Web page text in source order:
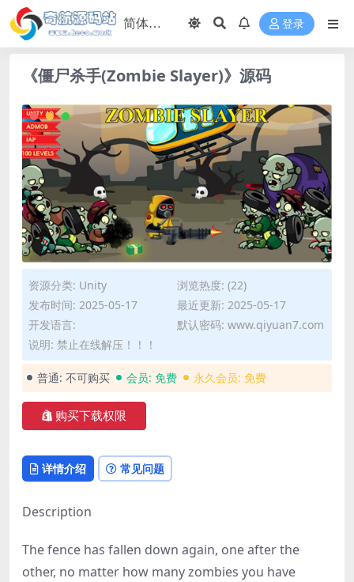
登录
《僵尸杀手(Zombie Slayer)》源码
资源分类: Unity
浏览热度: (22)
发布时间: 2025-05-17
最近更新: 2025-05-17
开发语言:
默认密码: www.qiyuan7.com
说明: 禁止在线解压！！！
普通: 不可购买 会员: 免费 永久会员: 免费
购买下载权限
详情介绍 常见问题
Description
The fence has fallen down again, one after the
other, no matter how many zombies you have